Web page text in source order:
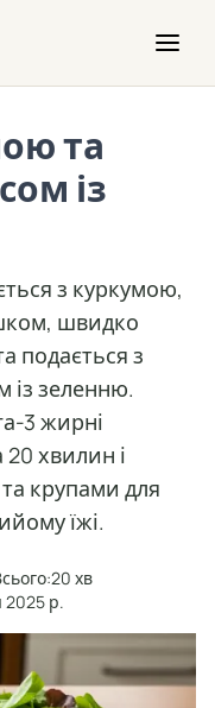
та
із
з куркумою,
швидко
подається з
із зеленню.
3 жирні
20 хвилин і
крупами для
їжі.
20 хв
2025 р.